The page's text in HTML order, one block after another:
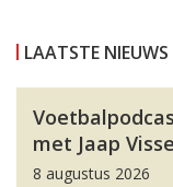
LAATSTE NIEUWS
met Jaap
8 augustus 2026